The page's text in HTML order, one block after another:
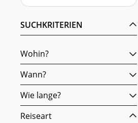
SUCHKRITERIEN
Wohin?
Wann?
Wie lange?
Reiseart